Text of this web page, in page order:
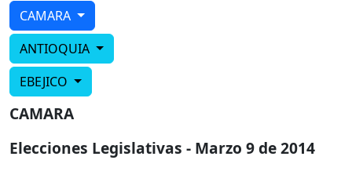
CAMARA
ANTIOQUIA
EBEJICO
CAMARA
Elecciones Legislativas - Marzo 9 de 2014